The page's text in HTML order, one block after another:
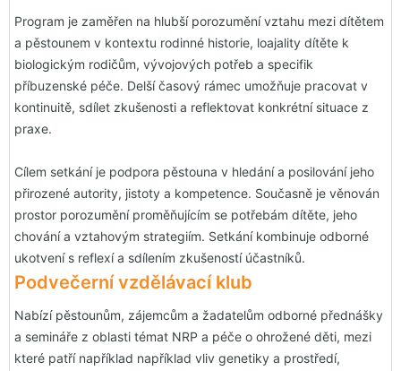
Program je zaměřen na hlubší porozumění vztahu mezi dítětem
a pěstounem v kontextu rodinné historie, loajality dítěte k
biologickým rodičům, vývojových potřeb a specifik
příbuzenské péče. Delší časový rámec umožňuje pracovat v
kontinuitě, sdílet zkušenosti a reflektovat konkrétní situace z
praxe.
Cílem setkání je podpora pěstouna v hledání a posilování jeho
přirozené autority, jistoty a kompetence. Současně je věnován
prostor porozumění proměňujícím se potřebám dítěte, jeho
chování a vztahovým strategiím. Setkání kombinuje odborné
ukotvení s reflexí a sdílením zkušeností účastníků.
Podvečerní vzdělávací klub
Nabízí pěstounům, zájemcům a žadatelům odborné přednášky
a semináře z oblasti témat NRP a péče o ohrožené děti, mezi
které patří například například vliv genetiky a prostředí,